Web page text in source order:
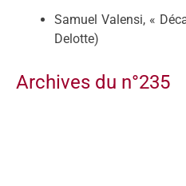
Samuel Valensi, «
Delotte)
Archives du n°235